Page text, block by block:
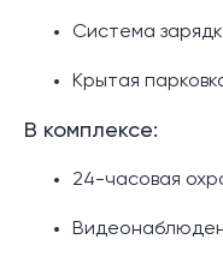
Система
Крытая
В комплексе:
24-часовая